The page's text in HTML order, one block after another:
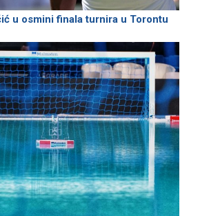
u osmini finala turnira u Torontu